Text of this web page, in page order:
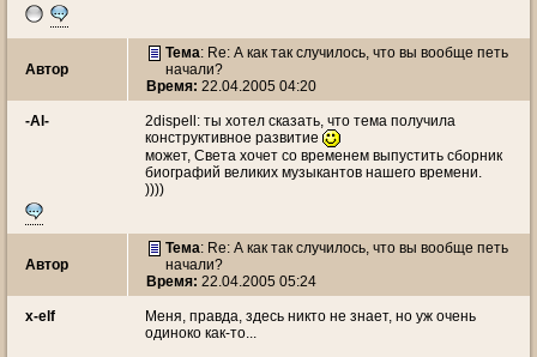
Автор
Тема: Re: А как так случилось, что вы вообще петь
начали?
Время: 22.04.2005 04:20
-Al-
2dispell: ты хотел сказать, что тема получила
конструктивное развитие
может, Света хочет со временем выпустить сборник
биографий великих музыкантов нашего времени.
))))
Автор
Тема: Re: А как так случилось, что вы вообще петь
начали?
Время: 22.04.2005 05:24
x-elf
Меня, правда, здесь никто не знает, но уж очень
одиноко как-то...